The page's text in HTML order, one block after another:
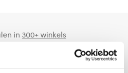
in300+ winkels